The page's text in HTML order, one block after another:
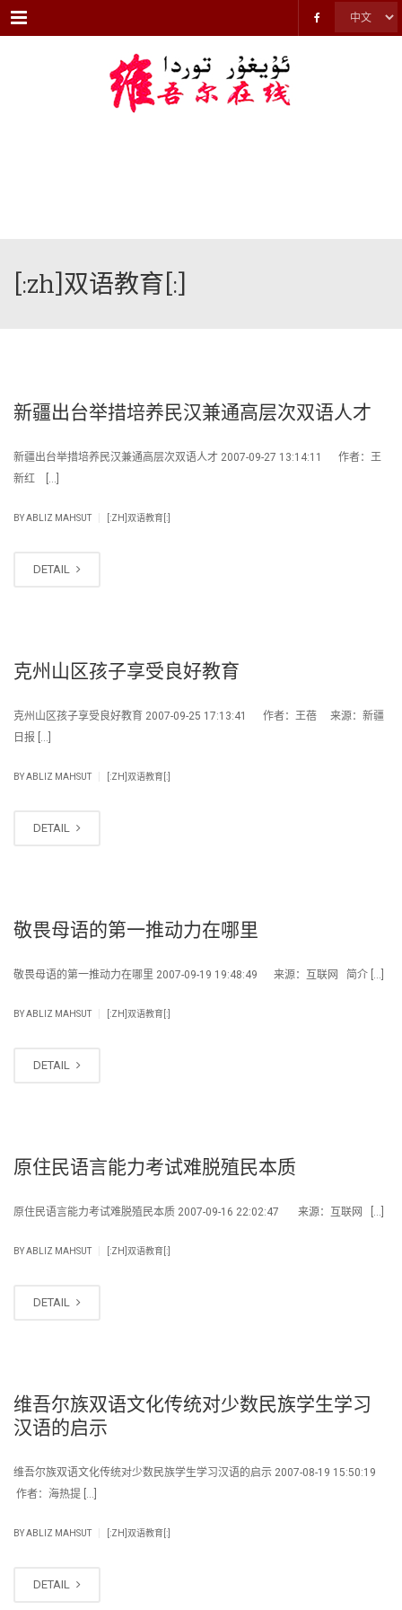
Menu
[:zh]双语教育[:]
新疆出台举措培养民汉兼通高层次双语人才
新疆出台举措培养民汉兼通高层次双语人才 2007-09-27 13:14:11 作者：王
新红 […]
BYABLIZ MAHSUT [:ZH]双语教育[:]
DETAIL
克州山区孩子享受良好教育
克州山区孩子享受良好教育 2007-09-25 17:13:41 作者：王蓓 来源：新疆
日报 […]
BYABLIZ MAHSUT [:ZH]双语教育[:]
DETAIL
敬畏母语的第一推动力在哪里
敬畏母语的第一推动力在哪里 2007-09-19 19:48:49 来源：互联网 简介 […]
BYABLIZ MAHSUT [:ZH]双语教育[:]
DETAIL
原住民语言能力考试难脱殖民本质
原住民语言能力考试难脱殖民本质 2007-09-16 22:02:47 来源：互联网 […]
BYABLIZ MAHSUT [:ZH]双语教育[:]
DETAIL
维吾尔族双语文化传统对少数民族学生学习
汉语的启示
维吾尔族双语文化传统对少数民族学生学习汉语的启示 2007-08-19 15:50:19
作者：海热提 […]
BYABLIZ MAHSUT [:ZH]双语教育[:]
DETAIL